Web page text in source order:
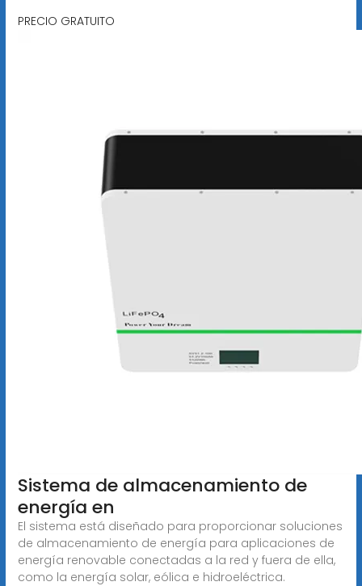
PRECIO GRATUITO
Sistema de almacenamiento de
energía en
El sistema está diseñado para proporcionar soluciones
de almacenamiento de energía para aplicaciones de
energía renovable conectadas a la red y fuera de ella,
como la energía solar, eólica e hidroeléctrica.